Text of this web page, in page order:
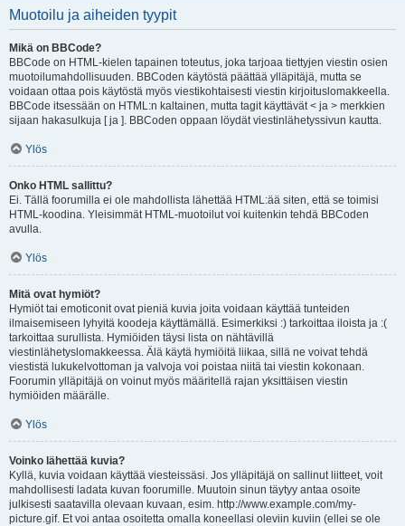
Muotoilu ja aiheiden tyypit
Mikä on BBCode?
BBCode on HTML-kielen tapainen toteutus, joka tarjoaa tiettyjen viestin osien
muotoilumahdollisuuden. BBCoden käytöstä päättää ylläpitäjä, mutta se
voidaan ottaa pois käytöstä myös viestikohtaisesti viestin kirjoituslomakkeella.
BBCode itsessään on HTML:n kaltainen, mutta tagit käyttävät < ja > merkkien
sijaan hakasulkuja [ ja ]. BBCoden oppaan löydät viestinlähetyssivun kautta.
Ylös
Onko HTML sallittu?
Ei. Tällä foorumilla ei ole mahdollista lähettää HTML:ää siten, että se toimisi
HTML-koodina. Yleisimmät HTML-muotoilut voi kuitenkin tehdä BBCoden
avulla.
Ylös
Mitä ovat hymiöt?
Hymiöt tai emoticonit ovat pieniä kuvia joita voidaan käyttää tunteiden
ilmaisemiseen lyhyitä koodeja käyttämällä. Esimerkiksi :) tarkoittaa iloista ja :(
tarkoittaa surullista. Hymiöiden täysi lista on nähtävillä
viestinlähetyslomakkeessa. Älä käytä hymiöitä liikaa, sillä ne voivat tehdä
viestistä lukukelvottoman ja valvoja voi poistaa niitä tai viestin kokonaan.
Foorumin ylläpitäjä on voinut myös määritellä rajan yksittäisen viestin
hymiöiden määrälle.
Ylös
Voinko lähettää kuvia?
Kyllä, kuvia voidaan käyttää viesteissäsi. Jos ylläpitäjä on sallinut liitteet, voit
mahdollisesti ladata kuvan foorumille. Muutoin sinun täytyy antaa osoite
julkisesti saatavilla olevaan kuvaan, esim. http://www.example.com/my-
picture.gif. Et voi antaa osoitetta omalla koneellasi oleviin kuviin (ellei se ole